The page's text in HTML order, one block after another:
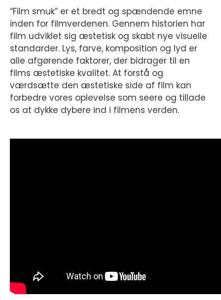
“Film smuk” er et bredt og spændende emne
inden for filmverdenen. Gennem historien har
film udviklet sig æstetisk og skabt nye visuelle
standarder. Lys, farve, komposition og lyd er
alle afgørende faktorer, der bidrager til en
films æstetiske kvalitet. At forstå og
værdsætte den æstetiske side af film kan
forbedre vores oplevelse som seere og tillade
os at dykke dybere ind i filmens verden.